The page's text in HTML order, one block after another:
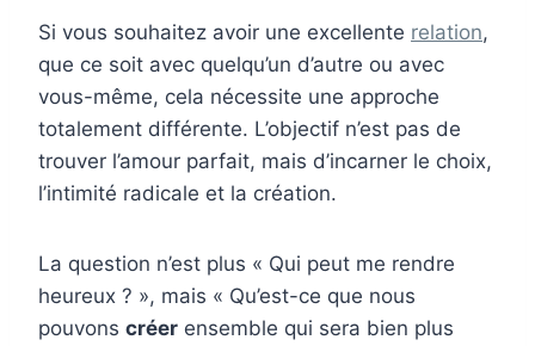
Si vous souhaitez avoir une excellente relation,
que ce soit avec quelqu’un d’autre ou avec
vous-même, cela nécessite une approche
totalement différente. L’objectif n’est pas de
trouver l’amour parfait, mais d’incarner le choix,
l’intimité radicale et la création.
La question n’est plus « Qui peut me rendre
heureux ? », mais « Qu’est-ce que nous
pouvons créer ensemble qui sera bien plus